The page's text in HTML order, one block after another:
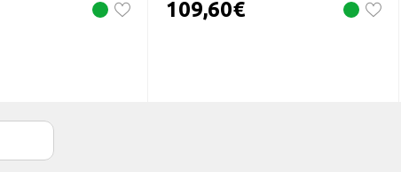
109,60€